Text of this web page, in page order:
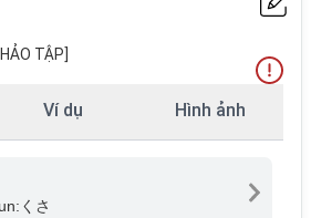
TẬP]
Ví dụ Hình ảnh
くさ